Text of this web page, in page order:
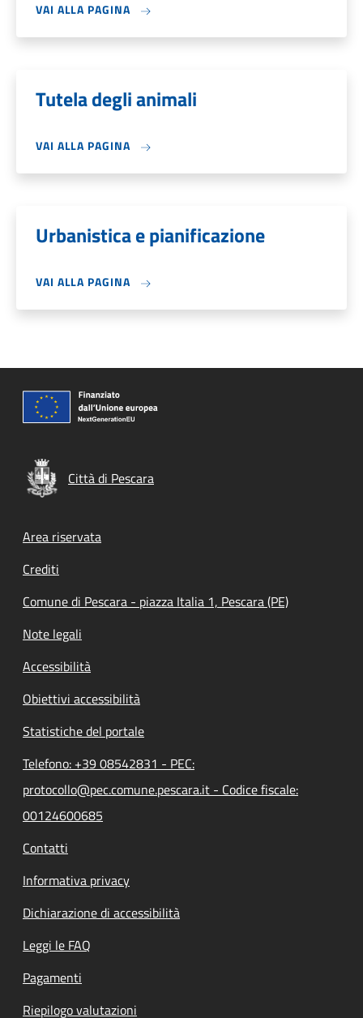
VAI ALLA PAGINA
Tutela degli animali
VAI ALLA PAGINA
Urbanistica e pianificazione
VAI ALLA PAGINA
Città di Pescara
Footer menu
Area riservata
Crediti
Comune di Pescara - piazza Italia 1, Pescara (PE)
Note legali
Accessibilità
Obiettivi accessibilità
Statistiche del portale
Telefono: +39 08542831 - PEC:
protocollo@pec.comune.pescara.it - Codice fiscale:
00124600685
Contatti
Informativa privacy
Dichiarazione di accessibilità
Leggi le FAQ
Pagamenti
Riepilogo valutazioni